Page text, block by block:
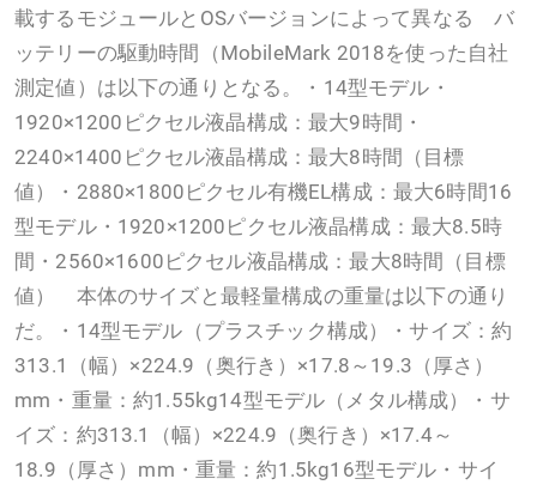
載するモジュールとOSバージョンによって異なる バ
ッテリーの駆動時間（MobileMark 2018を使った自社
測定値）は以下の通りとなる。・14型モデル・
1920×1200ピクセル液晶構成：最大9時間・
2240×1400ピクセル液晶構成：最大8時間（目標
値）・2880×1800ピクセル有機EL構成：最大6時間16
型モデル・1920×1200ピクセル液晶構成：最大8.5時
間・2560×1600ピクセル液晶構成：最大8時間（目標
値） 本体のサイズと最軽量構成の重量は以下の通り
だ。・14型モデル（プラスチック構成）・サイズ：約
313.1（幅）×224.9（奥行き）×17.8～19.3（厚さ）
mm・重量：約1.55kg14型モデル（メタル構成）・サ
イズ：約313.1（幅）×224.9（奥行き）×17.4～
18.9（厚さ）mm・重量：約1.5kg16型モデル・サイ